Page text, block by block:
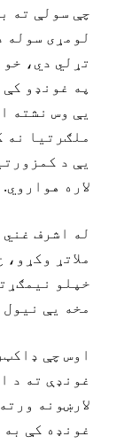
چې سولې ته
لومړی سوله
تړلي دي،
په غونډو
يې وس نشته
ملګرتيا نه
يې د
لاره هواروي.
له اشرف
ملاتړ
خپلو
مخه يې نيول
اوس چې
غونډې ته د
غونډه کې